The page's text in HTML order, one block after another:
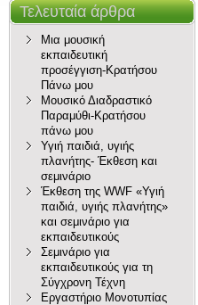
Τελευταία άρθρα
Μια μουσική
εκπαιδευτική
προσέγγιση-Κρατήσου
Πάνω μου
Μουσικό Διαδραστικό
Παραμύθι-Κρατήσου
πάνω μου
Υγιή παιδιά, υγιής
πλανήτης- Έκθεση και
σεμινάριο
Έκθεση της WWF «Υγιή
παιδιά, υγιής πλανήτης»
και σεμινάριο για
εκπαιδευτικούς
Σεμινάριο για
εκπαιδευτικούς για τη
Σύγχρονη Τέχνη
Εργαστήριο Μονοτυπίας